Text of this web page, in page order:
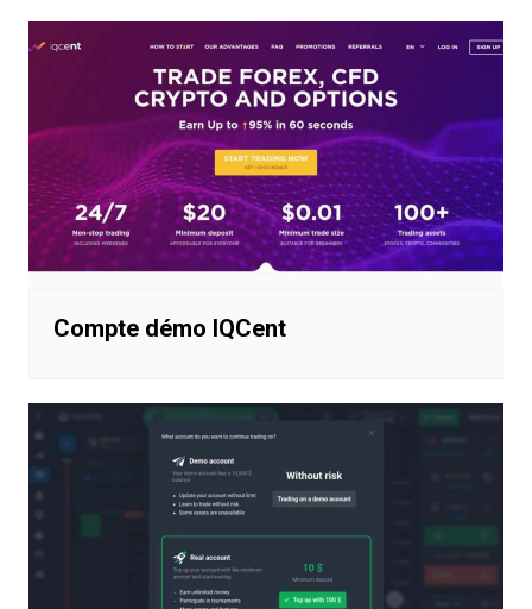
Compte démo IQCent